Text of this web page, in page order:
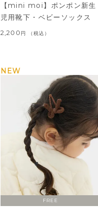
【mini moi】ポンポン新生
児用靴下・ベビーソックス
2,200 税込
FREE
NEW